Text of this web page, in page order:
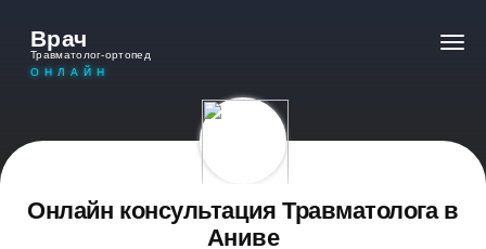
Врач
Травматолог-ортопед
ОНЛАЙН
Онлайн консультация Травматолога в
Аниве